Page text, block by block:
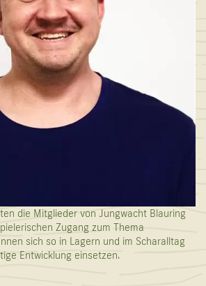
die Mitglieder von Jungwacht Blauring
Zugang zum Thema
sich so in Lagern und im Scharalltag
Entwicklung einsetzen.